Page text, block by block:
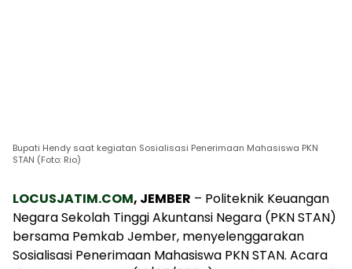
Bupati Hendy saat kegiatan Sosialisasi Penerimaan Mahasiswa PKN
STAN (Foto: Rio)
LOCUSJATIM.COM, JEMBER – Politeknik Keuangan
Negara Sekolah Tinggi Akuntansi Negara (PKN STAN)
bersama Pemkab Jember, menyelenggarakan
Sosialisasi Penerimaan Mahasiswa PKN STAN. Acara